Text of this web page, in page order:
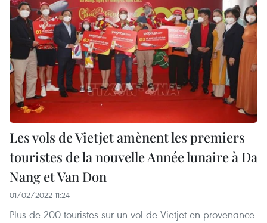
Les vols de Vietjet amènent les premiers
touristes de la nouvelle Année lunaire à Da
Nang et Van Don
01/02/2022 11:24
Plus de 200 touristes sur un vol de Vietjet en provenance